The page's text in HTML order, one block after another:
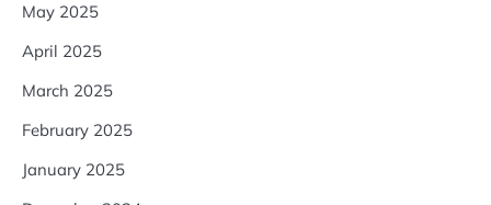
May 2025
April 2025
March 2025
February 2025
January 2025